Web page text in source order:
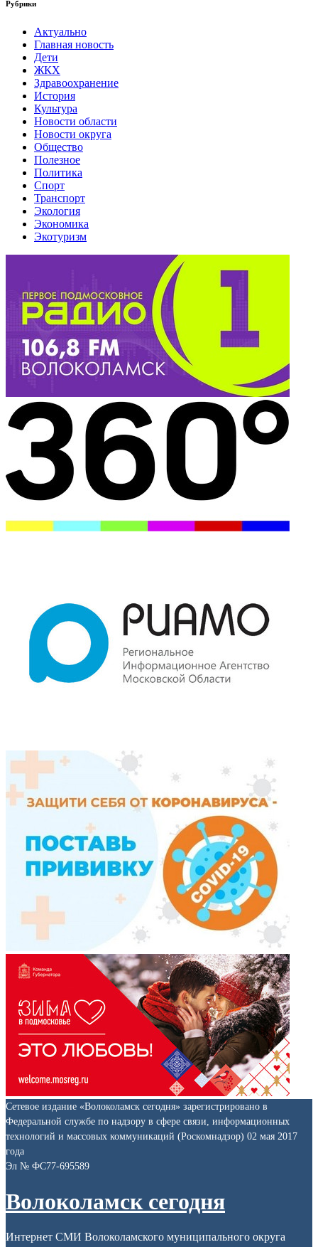
Рубрики
Актуально
Главная новость
Дети
ЖКХ
Здравоохранение
История
Культура
Новости области
Новости округа
Общество
Полезное
Политика
Спорт
Транспорт
Экология
Экономика
Экотуризм
Сетевое издание «Волоколамск сегодня» зарегистрировано в
Федеральной службе по надзору в сфере связи, информационных
технологий и массовых коммуникаций (Роскомнадзор) 02 мая 2017
года
Эл № ФС77-695589
Волоколамск сегодня
Интернет СМИ Волоколамского муниципального округа